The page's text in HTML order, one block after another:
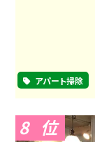
アパート掃除
8